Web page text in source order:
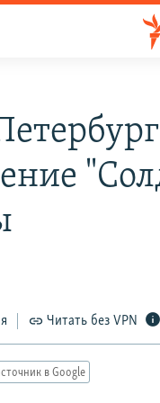
Читать без VPN
в Google